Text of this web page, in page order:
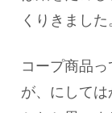
くりきました
コープ商品
が、にして